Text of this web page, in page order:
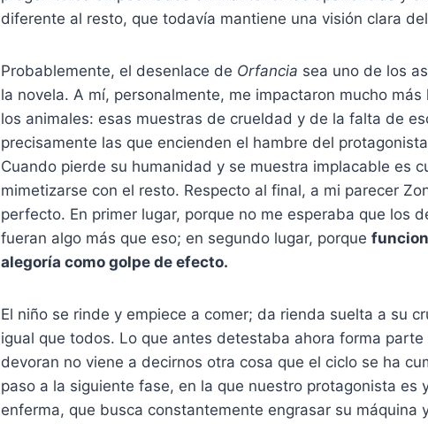
diferente al resto, que todavía mantiene una visión clara
Probablemente, el desenlace de Orfancia sea uno de los
la novela. A mí, personalmente, me impactaron mucho
los animales: esas muestras de crueldad y de la falta de
precisamente las que encienden el hambre del
Cuando pierde su humanidad y se muestra implacable es
mimetizarse con el resto. Respecto al final, a mi parecer
perfecto. En primer lugar, porque no me esperaba que los
fueran algo más que eso; en segundo lugar, porque
alegoría como golpe de efecto.
El niño se rinde y empiece a comer; da rienda suelta a su
igual que todos. Lo que antes detestaba ahora forma
devoran no viene a decirnos otra cosa que el ciclo se ha
paso a la siguiente fase, en la que nuestro protagonista es
enferma, que busca constantemente engrasar su máquina